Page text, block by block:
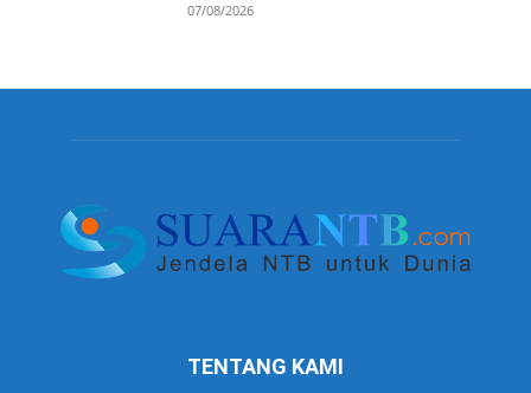
07/08/2026
TENTANG KAMI